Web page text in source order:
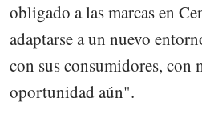
obligado a las marcas en
adaptarse a un nuevo
con sus consumidores, con
oportunidad aún".